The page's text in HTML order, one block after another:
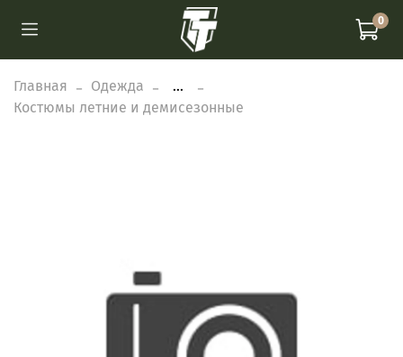
0
Главная Одежда
...
Костюмы летние и демисезонные